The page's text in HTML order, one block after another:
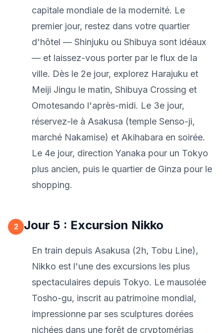
capitale mondiale de la modernité. Le
premier jour, restez dans votre quartier
d'hôtel — Shinjuku ou Shibuya sont idéaux
— et laissez-vous porter par le flux de la
ville. Dès le 2e jour, explorez Harajuku et
Meiji Jingu le matin, Shibuya Crossing et
Omotesando l'après-midi. Le 3e jour,
réservez-le à Asakusa (temple Senso-ji,
marché Nakamise) et Akihabara en soirée.
Le 4e jour, direction Yanaka pour un Tokyo
plus ancien, puis le quartier de Ginza pour le
shopping.
2 Jour 5 : Excursion Nikko
En train depuis Asakusa (2h, Tobu Line),
Nikko est l'une des excursions les plus
spectaculaires depuis Tokyo. Le mausolée
Tosho-gu, inscrit au patrimoine mondial,
impressionne par ses sculptures dorées
nichées dans une forêt de cryptomérias